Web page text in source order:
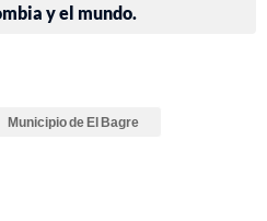
y el mundo.
Municipio de El Bagre